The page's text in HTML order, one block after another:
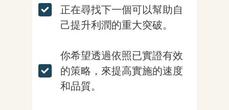
正在尋找下一個可以幫助自
己提升利潤的重大突破。
你希望透過依照已實證有效
的策略，來提高實施的速度
和品質。